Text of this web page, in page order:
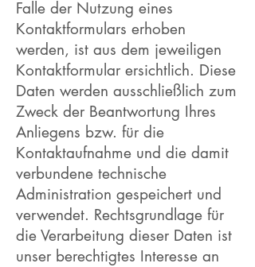
Falle der Nutzung eines
Kontaktformulars erhoben
werden, ist aus dem jeweiligen
Kontaktformular ersichtlich. Diese
Daten werden ausschließlich zum
Zweck der Beantwortung Ihres
Anliegens bzw. für die
Kontaktaufnahme und die damit
verbundene technische
Administration gespeichert und
verwendet. Rechtsgrundlage für
die Verarbeitung dieser Daten ist
unser berechtigtes Interesse an